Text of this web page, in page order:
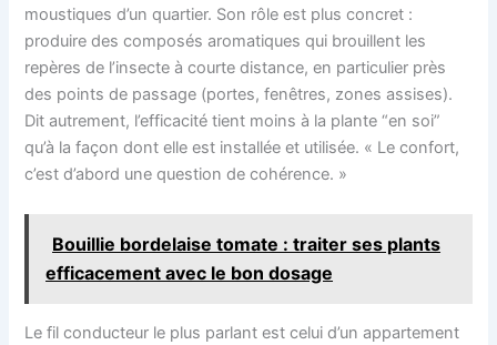
moustiques d’un quartier. Son rôle est plus concret :
produire des composés aromatiques qui brouillent les
repères de l’insecte à courte distance, en particulier près
des points de passage (portes, fenêtres, zones assises).
Dit autrement, l’efficacité tient moins à la plante “en soi”
qu’à la façon dont elle est installée et utilisée. « Le confort,
c’est d’abord une question de cohérence. »
Bouillie bordelaise tomate : traiter ses plants
efficacement avec le bon dosage
Le fil conducteur le plus parlant est celui d’un appartement